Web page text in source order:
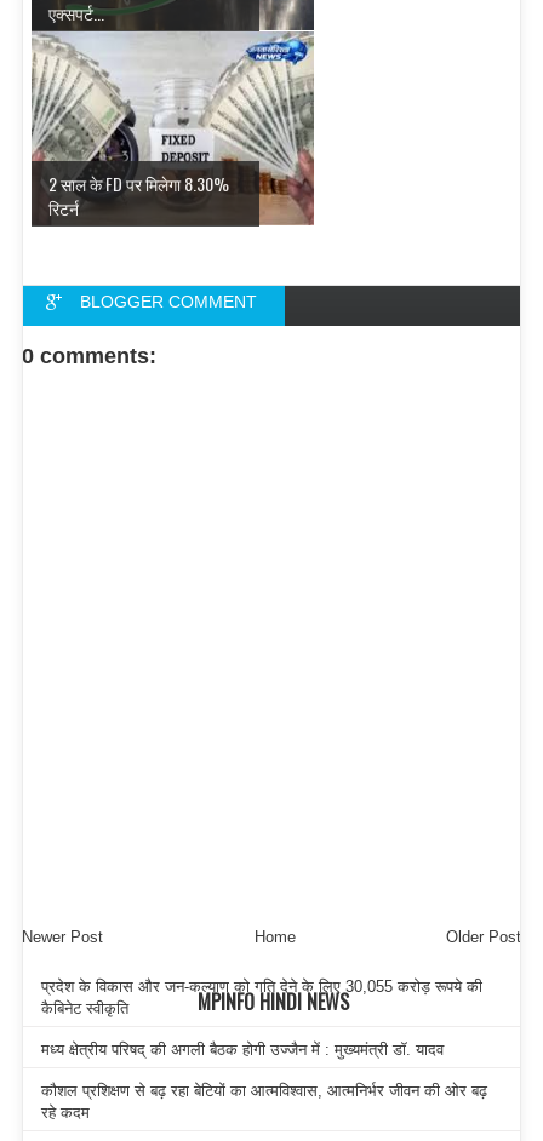
एक्‍सपर्ट...
2 साल के FD पर मिलेगा 8.30%
रिटर्न
BLOGGER COMMENT
FACEBOOK COMMENT
0 comments:
Newer Post Older Post
Home
MPINFO HINDI NEWS
प्रदेश के विकास और जन-कल्याण को गति देने के लिए 30,055 करोड़ रूपये की
कैबिनेट स्वीकृति
मध्य क्षेत्रीय परिषद् की अगली बैठक होगी उज्जैन में : मुख्यमंत्री डॉ. यादव
कौशल प्रशिक्षण से बढ़ रहा बेटियों का आत्मविश्वास, आत्मनिर्भर जीवन की ओर बढ़
रहे कदम